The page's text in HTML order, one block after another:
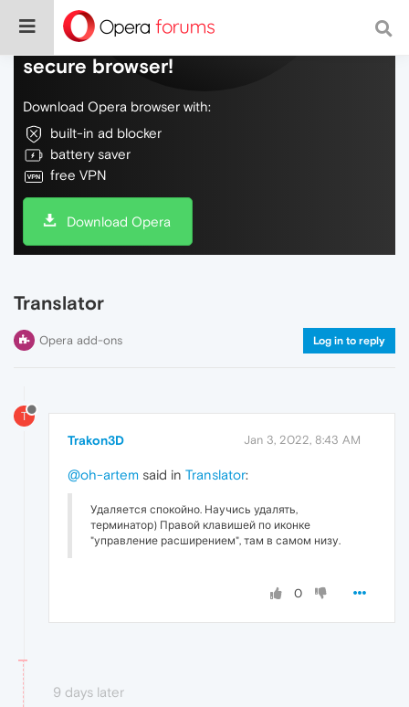
Do more on the web, with a fast and
secure browser!
Download Opera browser with:
built-in ad blocker
battery saver
free VPN
Download Opera
Translator
Opera add-ons Log in to reply
T
Trakon3D Jan 3, 2022, 8:43 AM
@oh-artem said in Translator:
Удаляется спокойно. Научись удалять,
терминатор) Правой клавишей по иконке
"управление расширением", там в самом низу.
0
9 days later